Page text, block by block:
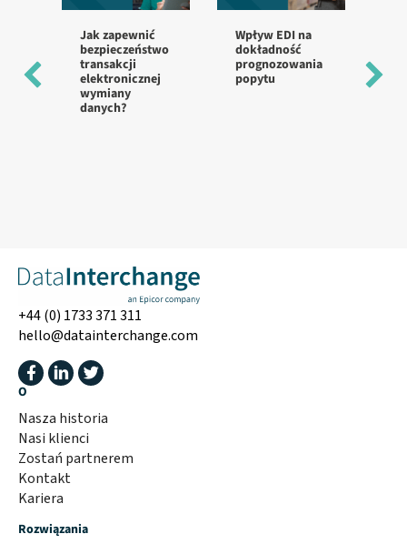
Jak zapewnić
bezpieczeństwo
transakcji
elektronicznej
wymiany
danych?
Wpływ EDI na
dokładność
prognozowania
popytu
+44 (0) 1733 371 311
hello@datainterchange.com
O
Nasza historia
Nasi klienci
Zostań partnerem
Kontakt
Kariera
Rozwiązania